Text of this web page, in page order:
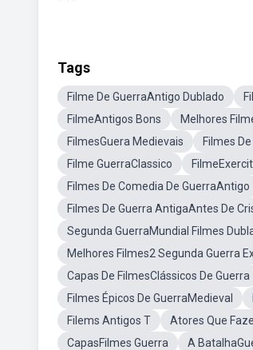
Tags
Filme De GuerraAntigo Dublado
FilmeAntigos Bons
Melhores
FilmesGuera Medievais
Filmes
Filme GuerraClassico
Filmes De Comedia De GuerraAntigo
Filmes De Guerra AntigaAntes De
Segunda GuerraMundial Filmes
Melhores Filmes2 Segunda Guerra
Capas De FilmesClássicos De Guerra
Filmes Épicos De GuerraMedieval
Filems Antigos T
Atores Que
CapasFilmes Guerra
A